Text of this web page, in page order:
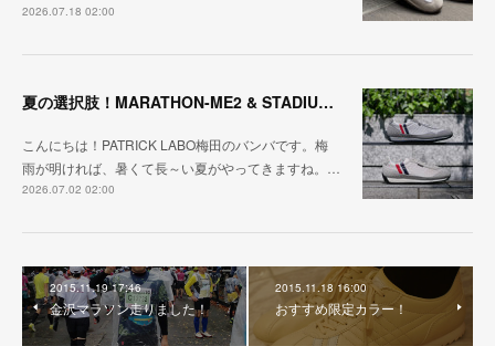
2026.07.18 02:00
夏の選択肢！MARATHON-ME2 & STADIUM-ME2
こんにちは！PATRICK LABO梅田のバンバです。梅
雨が明ければ、暑くて長～い夏がやってきますね。…
2026.07.02 02:00
2015.11.19 17:46
金沢マラソン走りました！
2015.11.18 16:00
おすすめ限定カラー！